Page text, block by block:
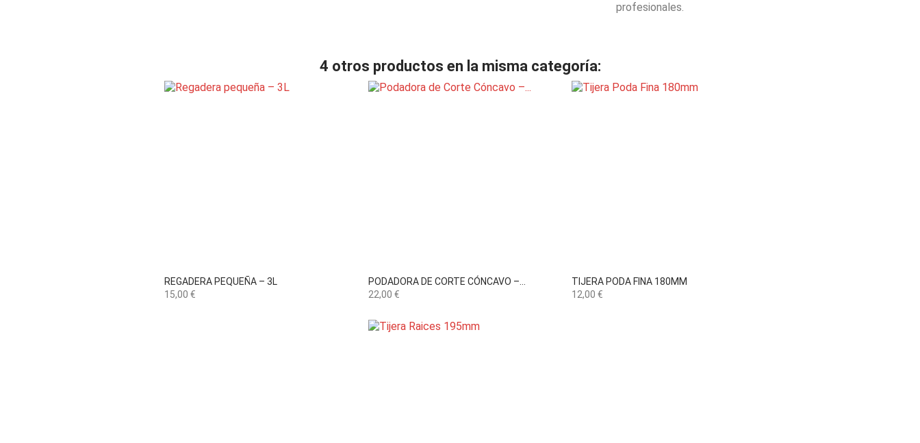
profesionales.
4 otros productos en la misma categoría:
REGADERA PEQUEÑA – 3L
Precio
15,00 €
 Vista rápida
PODADORA DE CORTE CÓNCAVO –...
Precio
22,00 €
 Vista rápida
TIJERA PODA FINA 180MM
Precio
12,00 €
 Vista rápida